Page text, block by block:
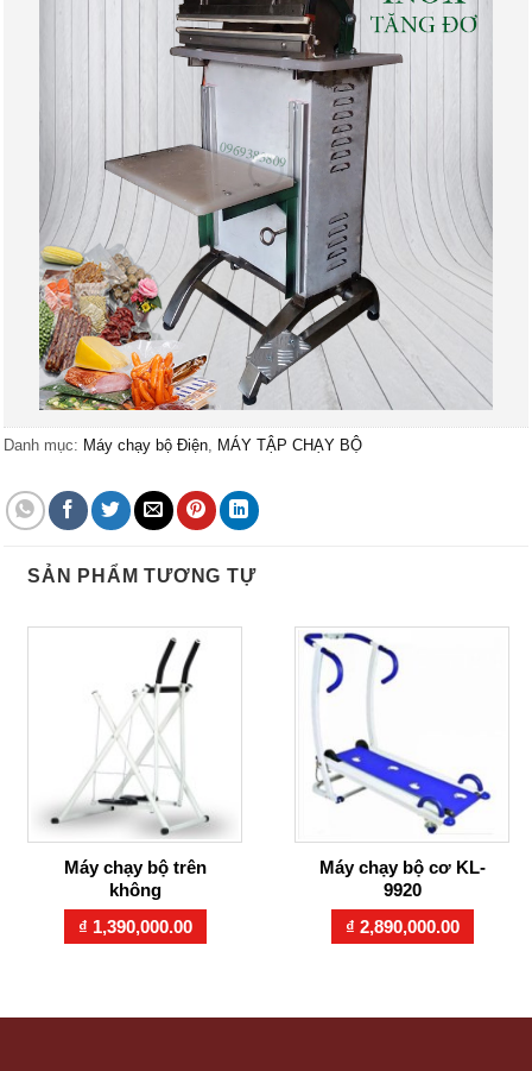
Danh mục: Máy chạy bộ Điện, MÁY TẬP CHẠY BỘ
SẢN PHẨM TƯƠNG TỰ
Máy chạy bộ trên
không
₫ 1,390,000.00
Máy chạy bộ cơ KL-
9920
₫ 2,890,000.00